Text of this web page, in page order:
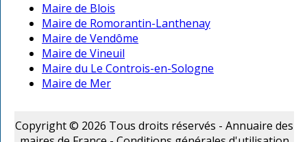
Maire de Blois
Maire de Romorantin-Lanthenay
Maire de Vendôme
Maire de Vineuil
Maire du Le Controis-en-Sologne
Maire de Mer
Copyright © 2026 Tous droits réservés - Annuaire des